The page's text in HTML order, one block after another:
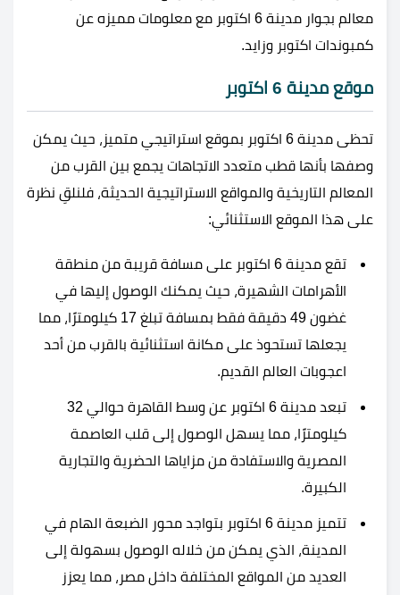
معالم بجوار مدينة 6 اكتوبر مع معلومات مميزه عن
كمبوندات اكتوبر وزايد.
موقع مدينة 6 اكتوبر
تحظى مدينة 6 اكتوبر بموقع استراتيجي متميز، حيث يمكن
وصفها بأنها قطب متعدد الاتجاهات يجمع بين القرب من
المعالم التاريخية والمواقع الاستراتيجية الحديثة، فلنلقِ نظرة
على هذا الموقع الاستثنائي:
تقع مدينة 6 اكتوبر على مسافة قريبة من منطقة
الأهرامات الشهيرة، حيث يمكنك الوصول إليها في
غضون 49 دقيقة فقط بمسافة تبلغ 17 كيلومترًا، مما
يجعلها تستحوذ على مكانة استثنائية بالقرب من أحد
اعجوبات العالم القديم.
تبعد مدينة 6 اكتوبر عن وسط القاهرة حوالي 32
كيلومترًا، مما يسهل الوصول إلى قلب العاصمة
المصرية والاستفادة من مزاياها الحضرية والتجارية
الكبيرة.
تتميز مدينة 6 اكتوبر بتواجد محور الضبعة الهام في
المدينة، الذي يمكن من خلاله الوصول بسهولة إلى
العديد من المواقع المختلفة داخل مصر، مما يعزز